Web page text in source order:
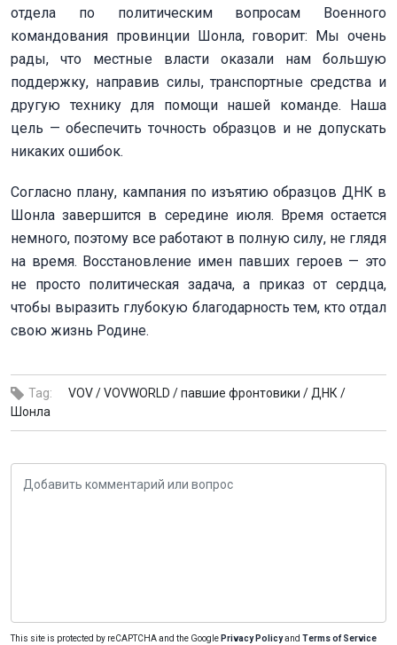
отдела по политическим вопросам Военного
командования провинции Шонла, говорит: Мы очень
рады, что местные власти оказали нам большую
поддержку, направив силы, транспортные средства и
другую технику для помощи нашей команде. Наша
цель — обеспечить точность образцов и не допускать
никаких ошибок.
Согласно плану, кампания по изъятию образцов ДНК в
Шонла завершится в середине июля. Время остается
немного, поэтому все работают в полную силу, не глядя
на время. Восстановление имен павших героев — это
не просто политическая задача, а приказ от сердца,
чтобы выразить глубокую благодарность тем, кто отдал
свою жизнь Родине.
Tag: VOV /VOVWORLD /павшие фронтовики / ДНК /
Шонла
This site is protected by reCAPTCHA and the Google Privacy Policyand Terms of Service